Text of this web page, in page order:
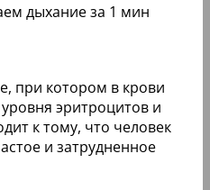
дыхание за 1 мин
при котором в крови
эритроцитов и
к тому, что человек
и затрудненное